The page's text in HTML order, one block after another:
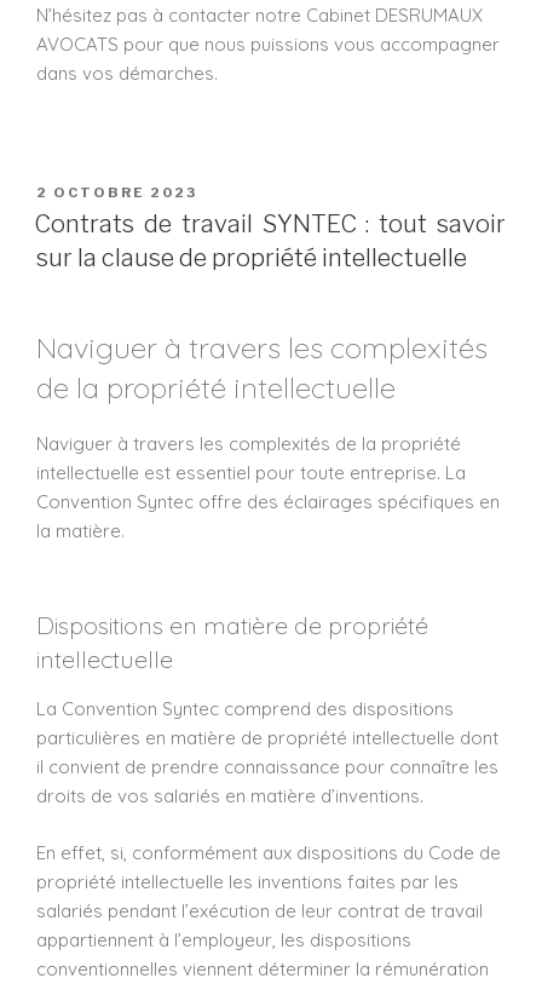
N’hésitez pas à contacter notre Cabinet DESRUMAUX
AVOCATS pour que nous puissions vous accompagner
dans vos démarches.
2 OCTOBRE 2023
Contrats de travail SYNTEC : tout savoir
sur la clause de propriété intellectuelle
Naviguer à travers les complexités
de la propriété intellectuelle
Naviguer à travers les complexités de la propriété
intellectuelle est essentiel pour toute entreprise. La
Convention Syntec offre des éclairages spécifiques en
la matière.
Dispositions en matière de propriété
intellectuelle
La Convention Syntec comprend des dispositions
particulières en matière de propriété intellectuelle dont
il convient de prendre connaissance pour connaître les
droits de vos salariés en matière d’inventions.
En effet, si, conformément aux dispositions du Code de
propriété intellectuelle les inventions faites par les
salariés pendant l’exécution de leur contrat de travail
appartiennent à l’employeur, les dispositions
conventionnelles viennent déterminer la rémunération